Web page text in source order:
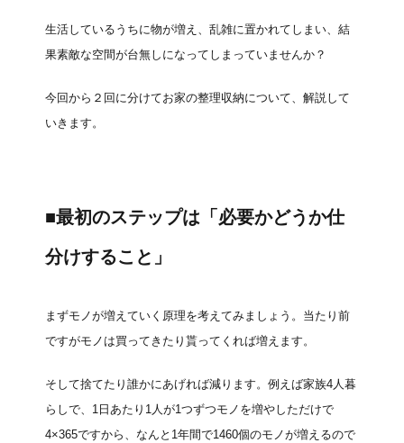
生活しているうちに物が増え、乱雑に置かれてしまい、結
果素敵な空間が台無しになってしまっていませんか？
今回から２回に分けてお家の整理収納について、解説して
いきます。
■最初のステップは「必要かどうか仕
分けすること」
まずモノが増えていく原理を考えてみましょう。当たり前
ですがモノは買ってきたり貰ってくれば増えます。
そして捨てたり誰かにあげれば減ります。例えば家族4人暮
らしで、1日あたり1人が1つずつモノを増やしただけで
4×365ですから、なんと1年間で1460個のモノが増えるので